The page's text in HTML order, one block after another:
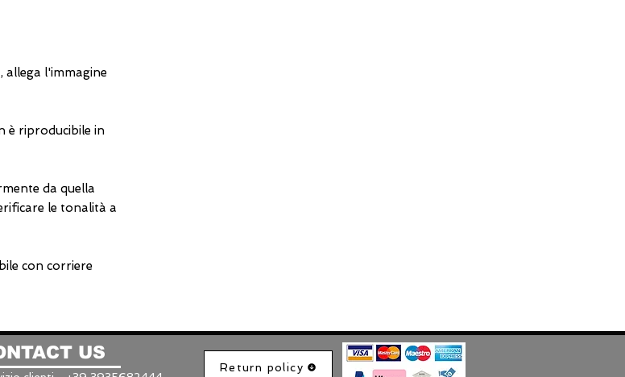
allega l'immagine
è riproducibile in
da quella
le tonalità a
con corriere
US
Return policy